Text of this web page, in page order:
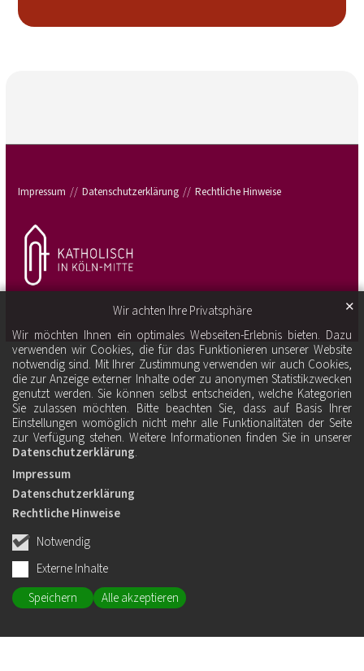
Wir achten Ihre Privatsphäre
Wir möchten Ihnen ein optimales Webseiten-Erlebnis bieten. Dazu
verwenden wir Cookies, die für das Funktionieren unserer Website
notwendig sind. Mit Ihrer Zustimmung verwenden wir auch Cookies,
die zur Anzeige externer Inhalte oder zu anonymen Statistikzwecken
genutzt werden. Sie können selbst entscheiden, welche Kategorien
Sie zulassen möchten. Bitte beachten Sie, dass auf Basis Ihrer
Einstellungen womöglich nicht mehr alle Funktionalitäten der Seite
zur Verfügung stehen. Weitere Informationen finden Sie in unserer
Datenschutzerklärung.
Notwendig
Externe Inhalte
Speichern
Alle akzeptieren
✕
Impressum
Datenschutzerklärung
Rechtliche Hinweise
Impressum Datenschutzerklärung Rechtliche Hinweise